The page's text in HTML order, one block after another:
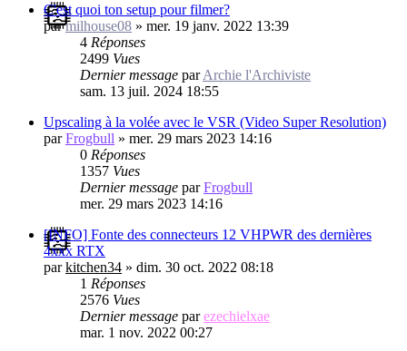
C'est quoi ton setup pour filmer?
parmilhouse08 » mer. 19 janv. 2022 13:39
4 Réponses
2499 Vues
Dernier message parArchie l'Archiviste
sam. 13 juil. 2024 18:55
Upscaling à la volée avec le VSR (Video Super Resolution)
parFrogbull » mer. 29 mars 2023 14:16
0 Réponses
1357 Vues
Dernier message parFrogbull
mer. 29 mars 2023 14:16
[INFO] Fonte des connecteurs 12 VHPWR des dernières
4xxx RTX
parkitchen34 » dim. 30 oct. 2022 08:18
1 Réponses
2576 Vues
Dernier message parezechielxae
mar. 1 nov. 2022 00:27